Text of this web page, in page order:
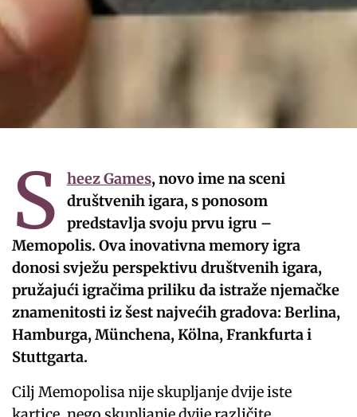
S heez Games, novo ime na sceni
društvenih igara, s ponosom
predstavlja svoju prvu igru –
Memopolis. Ova inovativna memory igra
donosi svježu perspektivu društvenih igara,
pružajući igračima priliku da istraže njemačke
znamenitosti iz šest najvećih gradova: Berlina,
Hamburga, Münchena, Kölna, Frankfurta i
Stuttgarta.
Cilj Memopolisa nije skupljanje dvije iste